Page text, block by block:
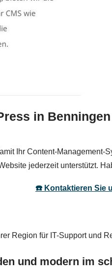
in
Ihr Content-
jederzeit unterstützt.
☎️ Kontaktieren Sie
und modern im